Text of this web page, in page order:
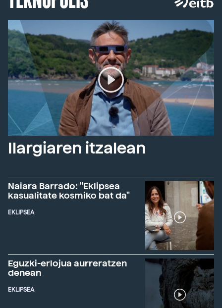
Ilargiaren itzalean
Naiara Barrado: "Eklipsea
kasualitate kosmiko bat da"
EKLIPSEA
Eguzki-erlojua aurreratzen
denean
EKLIPSEA